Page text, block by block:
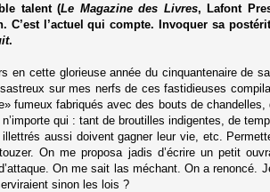
talent (Le Magazine des Livres, Lafont
l’actuel qui compte. Invoquer sa
.
en cette glorieuse année du cinquantenaire de
sur mes nerfs de ces fastidieuses
fumeux fabriqués avec des bouts de
qui : tant de broutilles indigentes, de
illettrés aussi doivent gagner leur vie, etc.
On me proposa jadis d’écrire un petit
On me sait las méchant. On a renoncé.
sinon les lois ?